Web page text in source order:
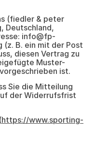
(fiedler & peter
Deutschland,
info@fp-
B. ein mit der Post
diesen Vertrag zu
Muster-
ist.
Sie die Mitteilung
der Widerrufsfrist
https://www.sporting-